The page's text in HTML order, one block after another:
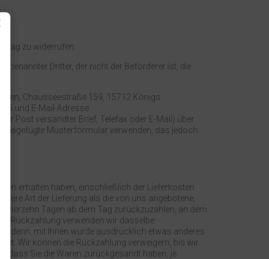
zu widerrufen.
benannter Dritter, der nicht der Beförderer ist, die
Chausseestraße 159, 15712 Königs
und E-Mail-Adresse
Post versandter Brief, Telefax oder E-Mail) über
beigefügte Musterformular verwenden, das jedoch
erhalten haben, einschließlich der Lieferkosten
Art der Lieferung als die von uns angebotene,
Tagen ab dem Tag zurückzuzahlen, an dem
Rückzahlung verwenden wir dasselbe
denn, mit Ihnen wurde ausdrücklich etwas anderes
Wir können die Rückzahlung verweigern, bis wir
dass Sie die Waren zurückgesandt haben, je